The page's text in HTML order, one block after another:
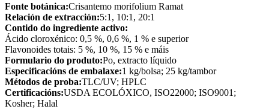
Fonte botánica:Crisantemo morifolium Ramat
Relación de extracción:5:1, 10:1, 20:1
Contido do ingrediente activo:
Ácido cloroxénico: 0,5 %, 0,6 %, 1 % e superior
Flavonoides totais: 5 %, 10 %, 15 % e máis
Formulario do produto:Po, extracto líquido
Especificacións de embalaxe:1 kg/bolsa; 25 kg/tambor
Métodos de proba:TLC/UV; HPLC
Certificacións:USDA ECOLÓXICO, ISO22000; ISO9001;
Kosher; Halal